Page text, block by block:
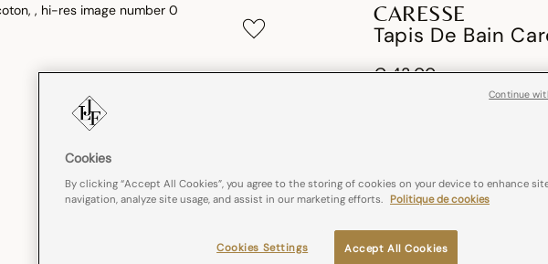
CARESSE
Tapis De Bain
€ 43,00
Couleurs :Blanc
sélectionné
Cookies
By clicking “Accept All Cookies”, you agree to the storing of cookies on your device to enhance
navigation, analyze site usage, and assist in our marketing efforts. Politique de cookies
Accept All Cookies
Cookies Settings
Continue